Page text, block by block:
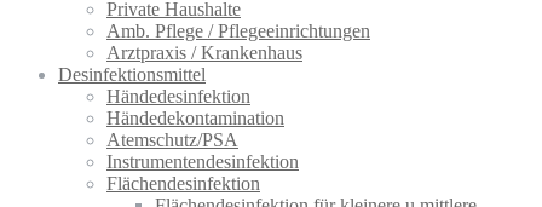
Private Haushalte
Amb. Pflege / Pflegeeinrichtungen
Arztpraxis / Krankenhaus
Desinfektionsmittel
Händedesinfektion
Händedekontamination
Atemschutz/PSA
Instrumentendesinfektion
Flächendesinfektion